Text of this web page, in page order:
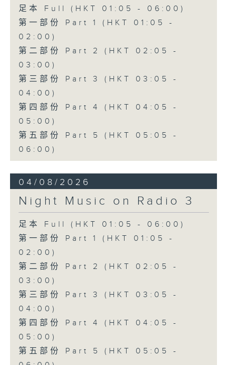
足本 Full (HKT 01:05 - 06:00)
第一部份 Part 1 (HKT 01:05 -
02:00)
第二部份 Part 2 (HKT 02:05 -
03:00)
第三部份 Part 3 (HKT 03:05 -
04:00)
第四部份 Part 4 (HKT 04:05 -
05:00)
第五部份 Part 5 (HKT 05:05 -
06:00)
04/08/2026
Night Music on Radio 3
足本 Full (HKT 01:05 - 06:00)
第一部份 Part 1 (HKT 01:05 -
02:00)
第二部份 Part 2 (HKT 02:05 -
03:00)
第三部份 Part 3 (HKT 03:05 -
04:00)
第四部份 Part 4 (HKT 04:05 -
05:00)
第五部份 Part 5 (HKT 05:05 -